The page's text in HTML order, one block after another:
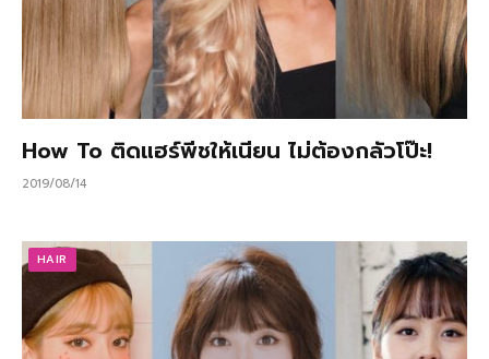
How To ติดแฮร์พีชให้เนียน ไม่ต้องกลัวโป๊ะ!
2019/08/14
HAIR